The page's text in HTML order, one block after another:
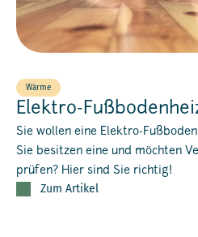
Wärme
Elektro-
Sie wollen eine Elektro-
Sie besitzen eine und möchten
prüfen? Hier sind Sie richtig!
Zum Artikel